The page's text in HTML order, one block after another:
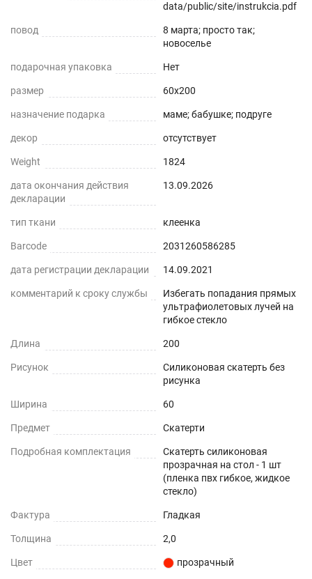
data/public/site/instrukcia.pdf
повод
8 марта; просто так;
новоселье
подарочная упаковка Нет
размер 60x200
назначение подарка маме; бабушке; подруге
декор отсутствует
Weight 1824
дата окончания действия
декларации
13.09.2026
тип ткани клеенка
Barcode 2031260586285
дата регистрации декларации 14.09.2021
комментарий к сроку службы
Избегать попадания прямых
ультрафиолетовых лучей на
гибкое стекло
Длина 200
Рисунок
Силиконовая скатерть без
рисунка
Ширина 60
Предмет Скатерти
Подробная комплектация
Скатерть силиконовая
прозрачная на стол - 1 шт
(пленка пвх гибкое, жидкое
стекло)
Фактура Гладкая
Толщина 2,0
Цвет прозрачный